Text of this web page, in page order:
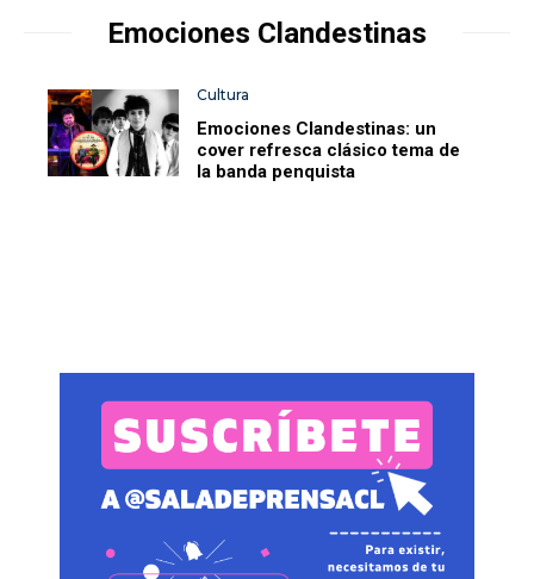
Emociones Clandestinas
Cultura
Emociones Clandestinas: un
cover refresca clásico tema de
la banda penquista